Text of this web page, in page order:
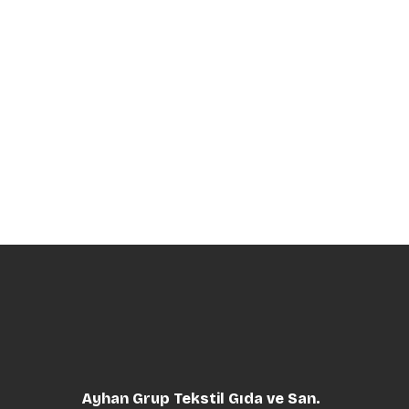
Ayhan Grup Tekstil Gıda ve San.